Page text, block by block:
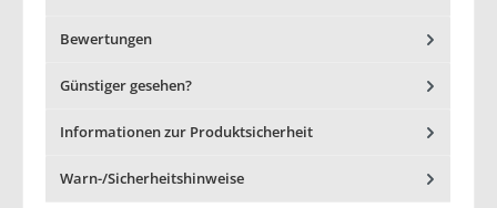
Bewertungen
Günstiger gesehen?
Informationen zur Produktsicherheit
Warn-/Sicherheitshinweise